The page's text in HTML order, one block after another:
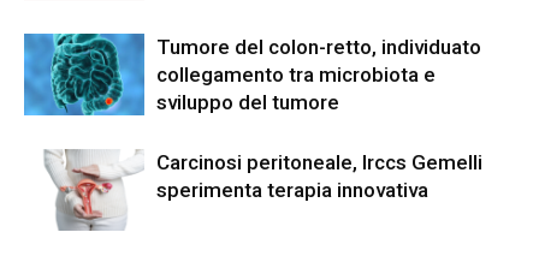
Tumore del colon-retto, individuato
collegamento tra microbiota e
sviluppo del tumore
Carcinosi peritoneale, Irccs Gemelli
sperimenta terapia innovativa